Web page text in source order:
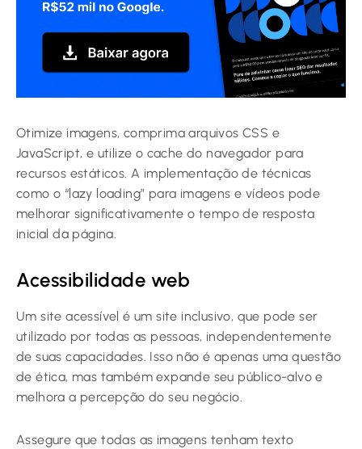
Otimize imagens, comprima arquivos CSS e
JavaScript, e utilize o cache do navegador para
recursos estáticos. A implementação de técnicas
como o “lazy loading” para imagens e vídeos pode
melhorar significativamente o tempo de resposta
inicial da página.
Acessibilidade web
Um site acessível é um site inclusivo, que pode ser
utilizado por todas as pessoas, independentemente
de suas capacidades. Isso não é apenas uma questão
de ética, mas também expande seu público-alvo e
melhora a percepção do seu negócio.
Assegure que todas as imagens tenham texto